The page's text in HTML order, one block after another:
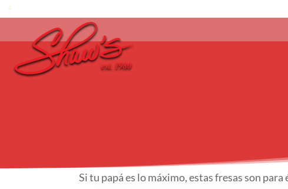
Si tu papá es lo máximo, estas fresas son